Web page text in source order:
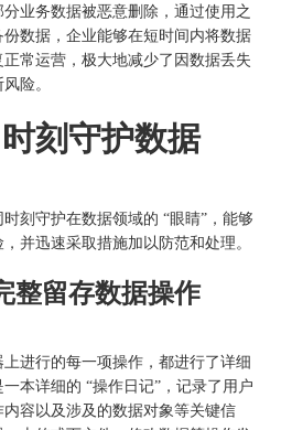
业务数据被恶意删除，通过使用之
数据，企业能够在短时间内将数据
常运营，极大地减少了因数据丢失
险。
刻守护数据
刻守护在数据领域的 “眼睛”，能够
并迅速采取措施加以防范和处理。
整留存数据操作
进行的每一项操作，都进行了详细
本详细的 “操作日记”，记录了用户
容以及涉及的数据对象等关键信